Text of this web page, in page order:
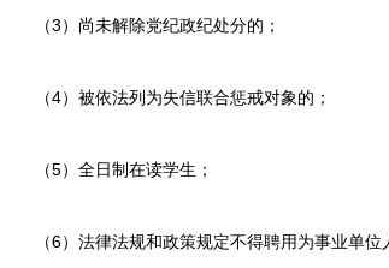
（3）尚未解除党纪政纪处分的；
（4）被依法列为失信联合惩戒对象的；
（5）全日制在读学生；
（6）法律法规和政策规定不得聘用为事业单位